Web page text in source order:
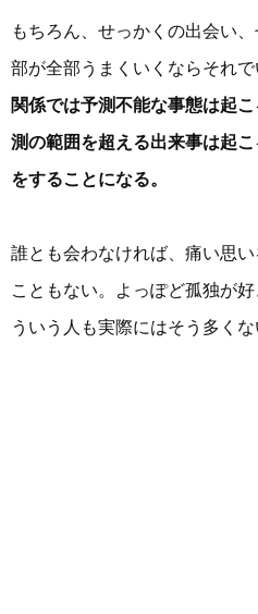
もちろん、せっかくの出会い
部が全部うまくいくならそれで
関係では予測不能な事態は起
測の範囲を超える出来事は起
をすることになる。
誰とも会わなければ、痛い思
こともない。よっぽど孤独が
ういう人も実際にはそう多くな